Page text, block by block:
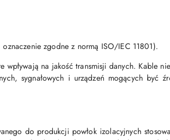
zgodne z normą ISO/IEC 11801).
na jakość transmisji danych. Kable
sygnałowych i urządzeń mogących być
do produkcji powłok izolacyjnych